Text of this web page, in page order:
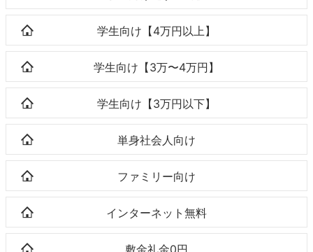
学生向け【4万円以上】
学生向け【3万〜4万円】
学生向け【3万円以下】
単身社会人向け
ファミリー向け
インターネット無料
敷金礼金0円